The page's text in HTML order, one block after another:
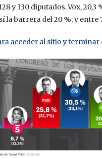
y 130 diputados. Vox, 20,3
la barrera del 20 %, y entre
acceder al sitio y